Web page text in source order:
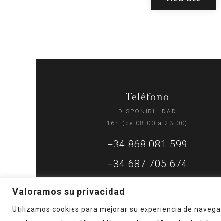
Valoramos su privacidad
Utilizamos cookies para mejorar su experiencia de
Teléfono
DISPONIBILIDAD
16h (de 08:00 a 23:00)
+34 868 081 599
+34 687 705 674
Sobre nosotros Reservar Contacto Términos y condiciones